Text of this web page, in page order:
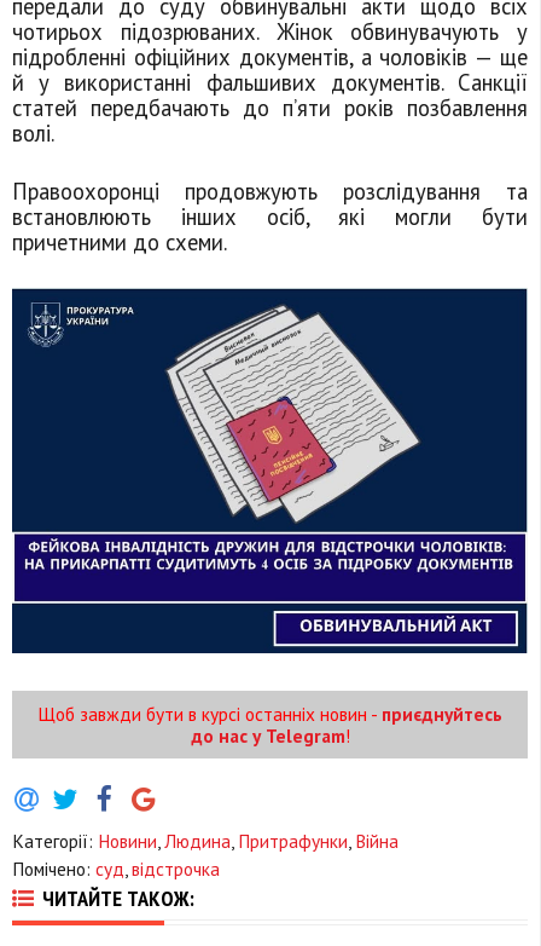
передали до суду обвинувальні акти щодо всіх
чотирьох підозрюваних. Жінок обвинувачують у
підробленні офіційних документів, а чоловіків — ще
й у використанні фальшивих документів. Санкції
статей передбачають до п’яти років позбавлення
волі.
Правоохоронці продовжують розслідування та
встановлюють інших осіб, які могли бути
причетними до схеми.
Щоб завжди бути в курсі останніх новин - приєднуйтесь
до нас у Telegram!
Категорії: Новини,Людина, Притрафунки, Війна
Помічено: суд,відстрочка
ЧИТАЙТЕ ТАКОЖ: